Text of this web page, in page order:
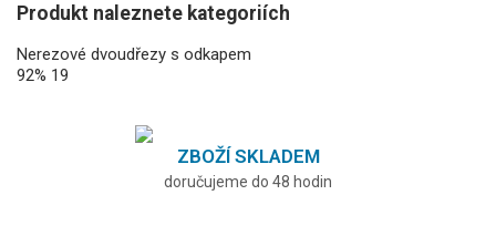
Produkt naleznete kategoriích
Nerezové dvoudřezy s odkapem
92% 19
ZBOŽÍ SKLADEM
doručujeme do 48 hodin